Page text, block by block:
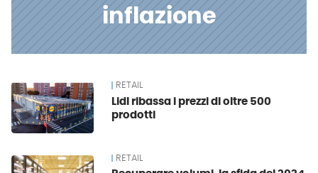
inflazione
News RETAIL
Lidl ribassa i prezzi di oltre 500
prodotti
RETAIL